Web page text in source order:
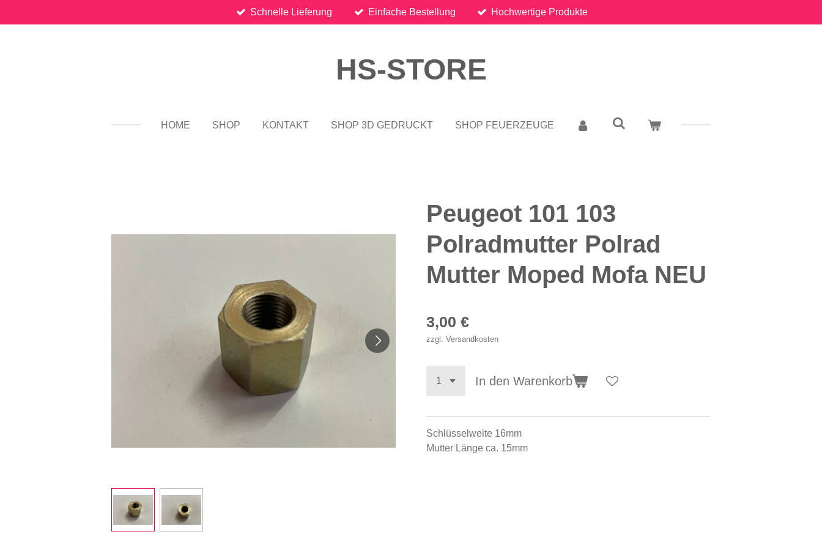
Hauptinhalt
Schnelle Lieferung Einfache Bestellung Hochwertige Produkte
HS-STORE
HOME SHOP KONTAKT SHOP 3D GEDRUCKT SHOP FEUERZEUGE
Peugeot 101 103
Polradmutter Polrad
Mutter Moped Mofa NEU
3,00 €
zzgl. Versandkosten
In den Warenkorb
Schlüsselweite 16mm
Mutter Länge ca. 15mm